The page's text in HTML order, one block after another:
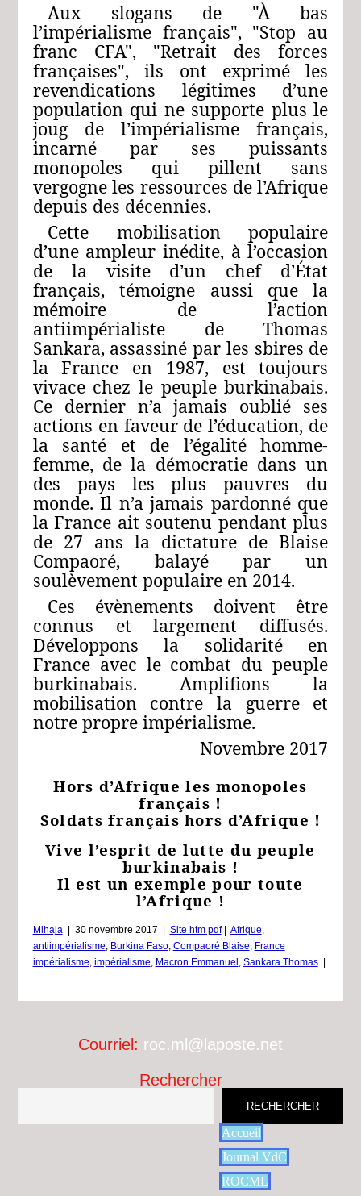
Aux slogans de "À bas
l’impérialisme français", "Stop au
franc CFA", "Retrait des forces
françaises", ils ont exprimé les
revendications légitimes d’une
population qui ne supporte plus le
joug de l’impérialisme français,
incarné par ses puissants
monopoles qui pillent sans
vergogne les ressources de l’Afrique
depuis des décennies.
Cette mobilisation populaire
d’une ampleur inédite, à l’occasion
de la visite d’un chef d’État
français, témoigne aussi que la
mémoire de l’action
antiimpérialiste de Thomas
Sankara, assassiné par les sbires de
la France en 1987, est toujours
vivace chez le peuple burkinabais.
Ce dernier n’a jamais oublié ses
actions en faveur de l’éducation, de
la santé et de l’égalité homme-
femme, de la démocratie dans un
des pays les plus pauvres du
monde. Il n’a jamais pardonné que
la France ait soutenu pendant plus
de 27 ans la dictature de Blaise
Compaoré, balayé par un
soulèvement populaire en 2014.
Ces évènements doivent être
connus et largement diffusés.
Développons la solidarité en
France avec le combat du peuple
burkinabais. Amplifions la
mobilisation contre la guerre et
notre propre impérialisme.
Novembre 2017
Hors d’Afrique les monopoles
français !
Soldats français hors d’Afrique !
Vive l’esprit de lutte du peuple
burkinabais !
Il est un exemple pour toute
l’Afrique !
Mihaja 30 novembre 2017 Site htm pdf Afrique
antiimpérialisme
Burkina Faso, Compaoré Blaise
France
impérialisme impérialisme Macron Emmanuel Sankara Thomas
Courriel: roc.ml@laposte.net
Rechercher
RECHERCHER
Accueil
Journal VdC
ROCML